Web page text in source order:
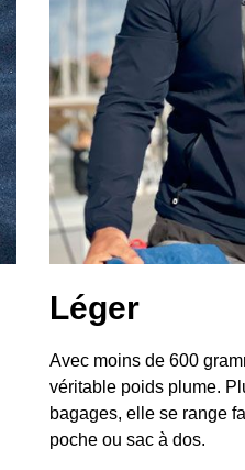
Léger
Avec moins de 600
véritable poids plume.
bagages, elle se range
poche ou sac à dos.